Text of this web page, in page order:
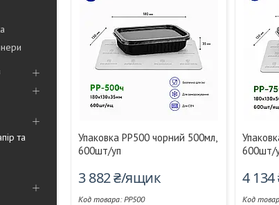
та
Упаковка PP500 чорний 500мл,
600шт/уп
3 882 ₴/ящик
PP500
600шт/
4